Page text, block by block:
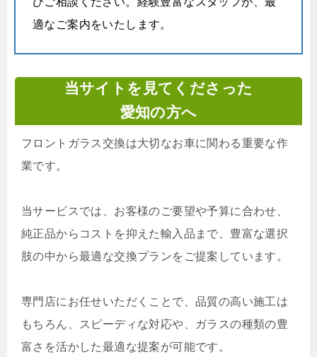
適なご案内をいたします。
当サイトを見てくださった
愛知の方へ
フロントガラス交換は大切なお車に関わる重要な作
業です。
当サービスでは、お客様のご要望や予算に合わせ、
純正品からコストを抑えた輸入品まで、豊富な選択
肢の中から最適な交換プランをご提案しています。
専門店にお任せいただくことで、品質の高い施工は
もちろん、スピーディな対応や、ガラスの種類の豊
富さを活かした最適な提案が可能です。